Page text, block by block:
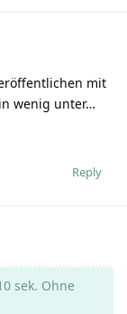
mit
wenig unter…
Reply
sek. Ohne